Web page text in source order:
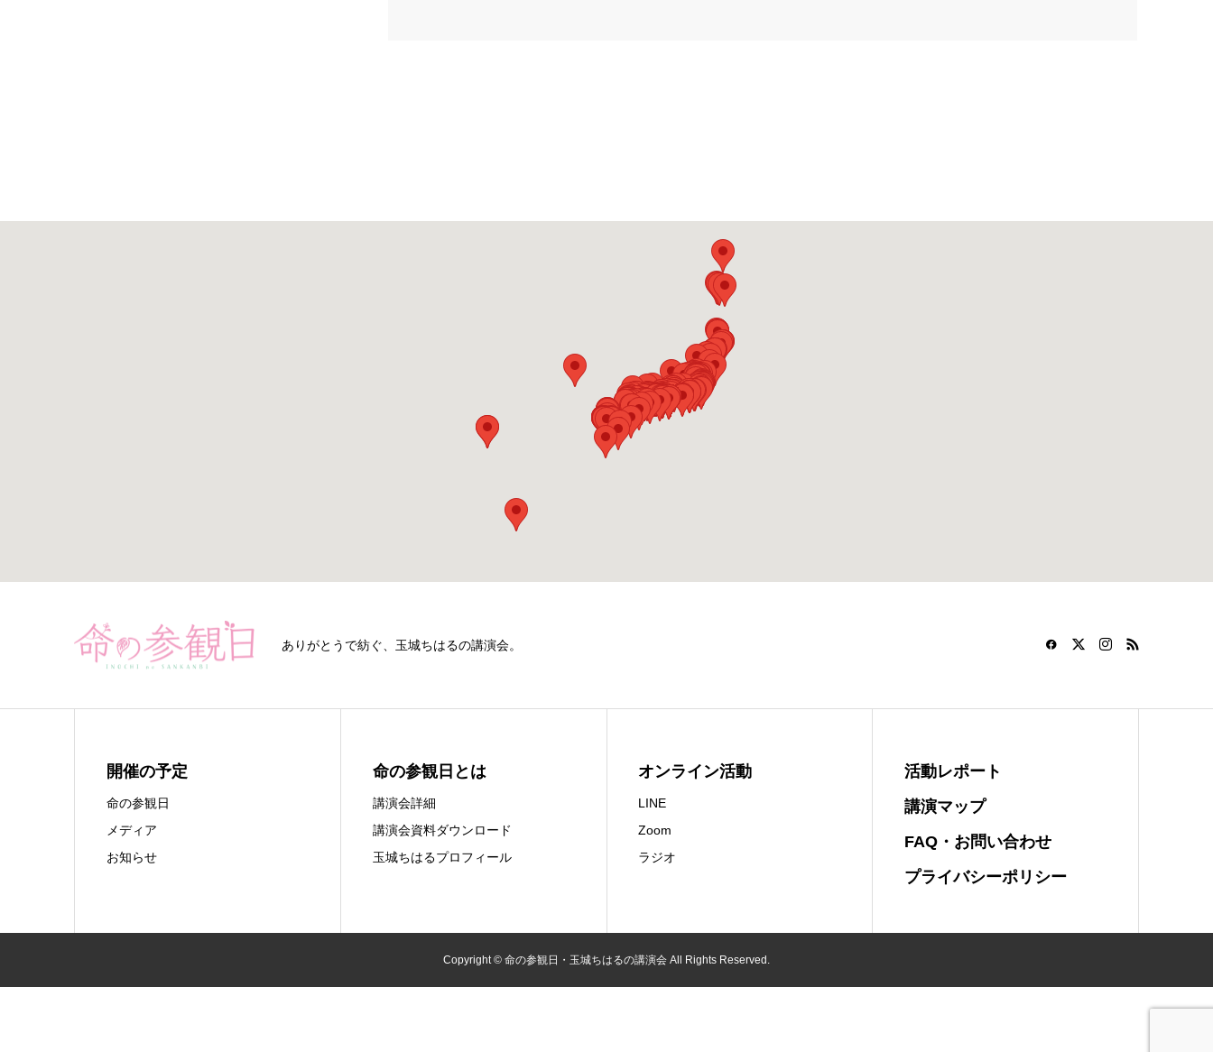
ありがとうで紡ぐ、玉城ちはるの講演会。
開催の予定
命の参観日
メディア
お知らせ
命の参観日とは
講演会詳細
講演会資料ダウンロード
玉城ちはるプロフィール
オンライン活動
LINE
Zoom
ラジオ
活動レポート
講演マップ
FAQ・お問い合わせ
プライバシーポリシー
Copyright © 命の参観日・玉城ちはるの講演会 All Rights Reserved.